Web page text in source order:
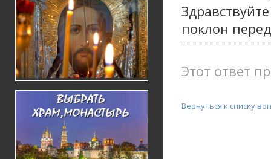
поклон
Этот ответ
Вернуться к списку